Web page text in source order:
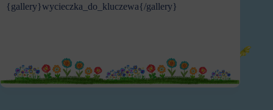
{gallery}wycieczka_do_kluczewa{/gallery}